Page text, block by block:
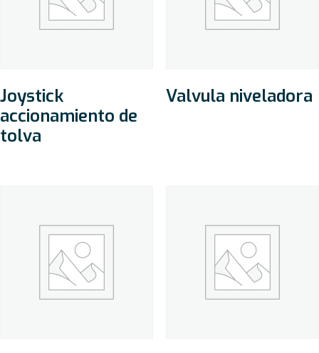
Joystick
accionamiento de
tolva
Valvula niveladora